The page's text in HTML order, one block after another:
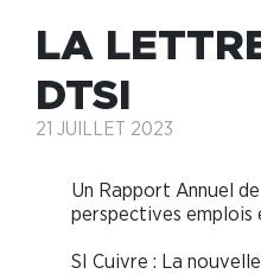
LA
DTSI
21 JUILLET 2023
Un Rapport Annuel
perspectives emplois
SI Cuivre : La